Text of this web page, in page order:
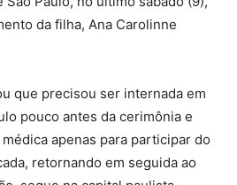
da filha, Ana Carolinne
que precisou ser internada em
pouco antes da cerimônia e
apenas para participar do
retornando em seguida ao